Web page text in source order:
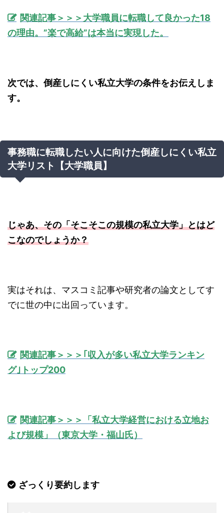
関連記事＞＞＞大学職員に転職して良かった18
の理由。”楽で高給”は本当に実現した。
次では、倒産しにくい私立大学の条件をお伝えしま
す。
事務職に転職したい人に向けた倒産しにくい私立
大学リスト【大学職員】
じゃあ、その「そこそこの規模の私立大学」とはど
こなのでしょうか？
実はそれは、マスコミ記事や研究者の論文としてす
でに世の中に出回っています。
関連記事＞＞＞｢収入が多い私立大学ランキン
グ｣トップ200
関連記事＞＞＞「私立大学経営における立地お
よび規模」（東京大学・福山氏）
ざっくり要約します